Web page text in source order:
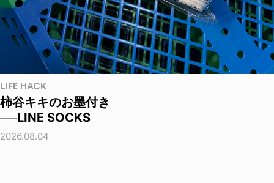
LIFE HACK
柿谷キキのお墨付き
──LINE SOCKS
2026.08.04